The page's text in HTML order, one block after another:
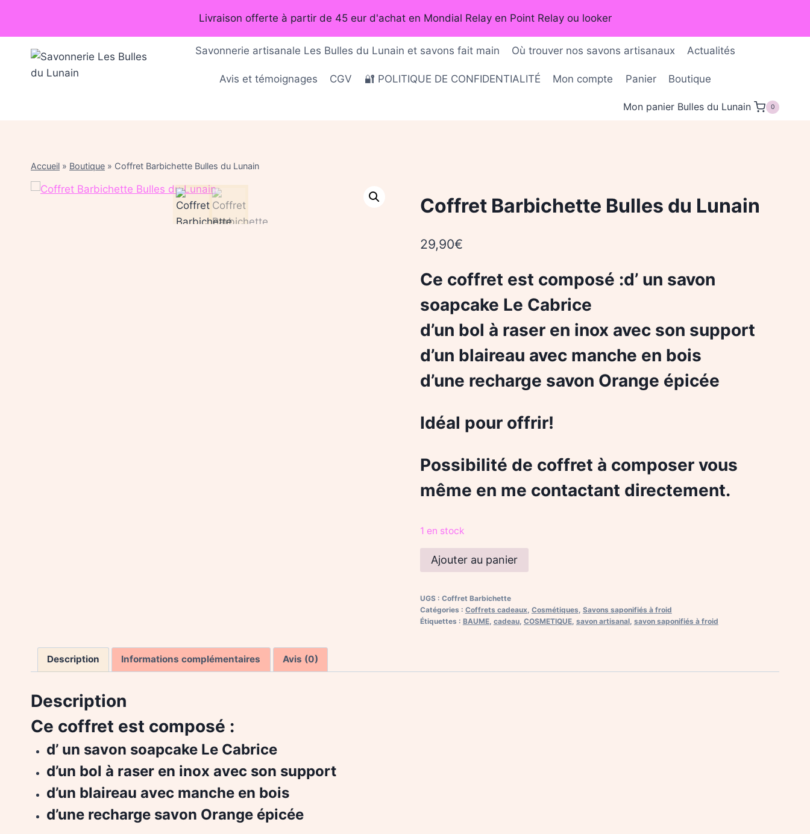
contenu
Livraison offerte à partir de 45 eur d'achat en Mondial Relay en Point Relay ou looker
Savonnerie artisanale Les Bulles du Lunain et savons fait main Où trouver nos savons artisanaux Actualités
Avis et témoignages CGV 🔐 POLITIQUE DE CONFIDENTIALITÉ Mon compte Panier Boutique
Mon panier Bulles du Lunain 0
Accueil » Boutique » Coffret Barbichette Bulles du Lunain
Coffret Barbichette Bulles du Lunain
29,90€
Ce coffret est composé :d’ un savon
soapcake Le Cabrice
d’un bol à raser en inox avec son support
d’un blaireau avec manche en bois
d’une recharge savon Orange épicée
Idéal pour offrir!
Possibilité de coffret à composer vous
même en me contactant directement.
1 en stock
quantité
de
Barbichette
Bulles
Ajouter au panier
UGS : Coffret Barbichette
Catégories : Coffrets cadeaux Cosmétiques Savons saponifiés à froid
Étiquettes : BAUME, cadeau, COSMETIQUE, savon artisanal, savon saponifiés à froid
Description Informations complémentaires Avis (0)
Description
Ce coffret est composé :
d’ un savon soapcake Le Cabrice
d’un bol à raser en inox avec son support
d’un blaireau avec manche en bois
d’une recharge savon Orange épicée